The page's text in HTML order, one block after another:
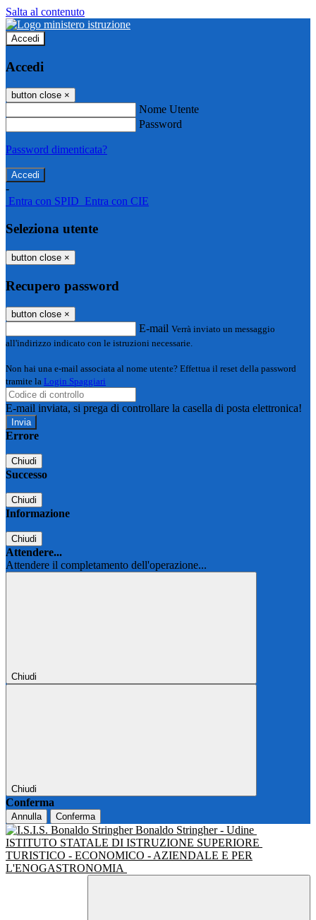
Salta al contenuto
Accedi
Accedi
button close ×
Nome Utente
Password
Password dimenticata?
-
Entra con SPID Entra con CIE
Seleziona utente
button close ×
Recupero password
button close ×
E-mail Verrà inviato un messaggio
all'indirizzo indicato con le istruzioni necessarie.
Non hai una e-mail associata al nome utente? Effettua il reset della password
tramite la Login Spaggiari
E-mail inviata, si prega di controllare la casella di posta elettronica!
Errore
Chiudi
Successo
Chiudi
Informazione
Chiudi
Attendere...
Attendere il completamento dell'operazione...
Chiudi
Chiudi
Conferma
Annulla Conferma
Bonaldo Stringher - Udine
ISTITUTO STATALE DI ISTRUZIONE SUPERIORE
TURISTICO - ECONOMICO - AZIENDALE E PER
L'ENOGASTRONOMIA